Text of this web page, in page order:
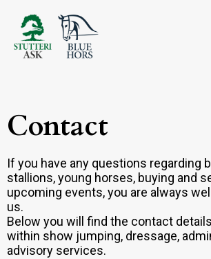
Contact
If you have any questions regarding
stallions, young horses, buying and
upcoming events, you are always
us.
Below you will find the contact
within show jumping, dressage,
advisory services.